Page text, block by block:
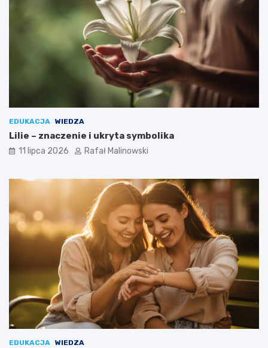
EDUKACJA WIEDZA
Lilie – znaczenie i ukryta symbolika
11 lipca 2026 Rafał Malinowski
EDUKACJA WIEDZA